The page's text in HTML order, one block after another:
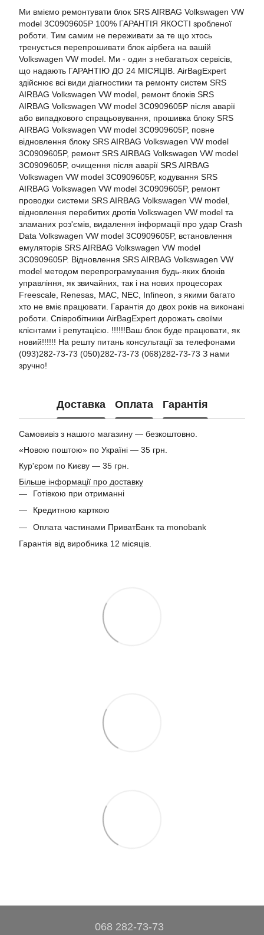
Ми вміємо ремонтувати блок SRS AIRBAG Volkswagen VW
model 3C0909605P 100% ГАРАНТІЯ ЯКОСТІ зробленої
роботи. Тим самим не переживати за те що хтось
тренується перепрошивати блок аірбега на вашій
Volkswagen VW model. Ми - один з небагатьох сервісів,
що надають ГАРАНТІЮ ДО 24 МІСЯЦІВ. AirBagExpert
здійснює всі види діагностики та ремонту систем SRS
AIRBAG Volkswagen VW model, ремонт блоків SRS
AIRBAG Volkswagen VW model 3C0909605P після аварії
або випадкового спрацьовування, прошивка блоку SRS
AIRBAG Volkswagen VW model 3C0909605P, повне
відновлення блоку SRS AIRBAG Volkswagen VW model
3C0909605P, ремонт SRS AIRBAG Volkswagen VW model
3C0909605P, очищення після аварії SRS AIRBAG
Volkswagen VW model 3C0909605P, кодування SRS
AIRBAG Volkswagen VW model 3C0909605P, ремонт
проводки системи SRS AIRBAG Volkswagen VW model,
відновлення перебитих дротів Volkswagen VW model та
зламаних роз'ємів, видалення інформації про удар Crash
Data Volkswagen VW model 3C0909605P, встановлення
емуляторів SRS AIRBAG Volkswagen VW model
3C0909605P. Відновлення SRS AIRBAG Volkswagen VW
model методом перепрограмування будь-яких блоків
управління, як звичайних, так і на нових процесорах
Freescale, Renesas, MAC, NEC, Infineon, з якими багато
хто не вміє працювати. Гарантія до двох років на виконані
роботи. Співробітники AirBagExpert дорожать своїми
клієнтами і репутацією. !!!!!!Ваш блок буде працювати, як
новий!!!!!! На решту питань консультації за телефонами
(093)282-73-73 (050)282-73-73 (068)282-73-73 З нами
зручно!
Доставка Оплата Гарантія
Самовивіз з нашого магазину — безкоштовно.
«Новою поштою» по Україні — 35 грн.
Кур'єром по Києву — 35 грн.
Більше інформації про доставку
Готівкою при отриманні
Кредитною карткою
Оплата частинами ПриватБанк та monobank
Гарантія від виробника 12 місяців.
068 282-73-73